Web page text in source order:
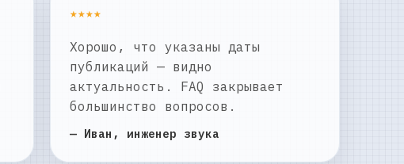
★★★★
Хорошо, что указаны даты
публикаций — видно
актуальность. FAQ закрывает
большинство вопросов.
— Иван, инженер звука